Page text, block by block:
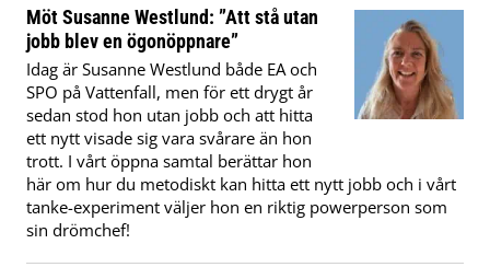
Möt Susanne Westlund: ”Att stå utan
jobb blev en ögonöppnare”
Idag är Susanne Westlund både EA och
SPO på Vattenfall, men för ett drygt år
sedan stod hon utan jobb och att hitta
ett nytt visade sig vara svårare än hon
trott. I vårt öppna samtal berättar hon
här om hur du metodiskt kan hitta ett nytt jobb och i vårt
tanke-experiment väljer hon en riktig powerperson som
sin drömchef!